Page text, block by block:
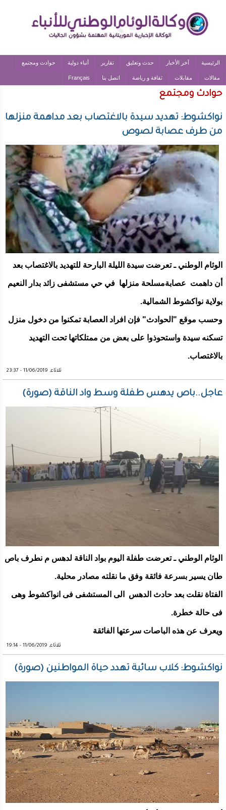
الرئيسية آخر الأخبار حدث وتعليق تقارير أنباء دولية حوادث ومجتمع
مقالات مقابلات ثقافة و رياضة اتصل بنا Français
حوادث ومجتمع
نواكشوط: تهديد سيدة بالاغتصاب بعد مداهمة منزلها
من طرف عصابة لصوص
الوئام الوطني ـ تعرضت سيدة الليلة البارحة للتهديد بالاغتصاب بعد
أن داهمت عصابةمسلحة منزلها في حي مستشفى زائد بدار النعيم
بولاية نواكشوط الشمالية.
وحسب موقع "الحوادث" فإن افراد العصابة تمكنوا من دخول منزل
تسكنه سيدة واستحوذوا على بعض من ممتلكاتها تحت التهديد
بالاغتصاب.
ثلاثاء, 11/06/2019 - 23:37
عاجل..باص يدهس طفلة وسط واد الناقة (صورة)
الوئام الوطني ـ تعرضت طفلة اليوم بواد الناقة لدهس م نطرف باص
طان يسير بسرعة فائقة وفق ما نقلته مصادر محلية.
الفتاة نقلت بعد حادث الدهس الى المستشفى فى انواكشوط وهى
فى حالة خطرة.
ويعرف عن هذه الباصات سرعتها الفائقة
ثلاثاء, 11/06/2019 - 19:14
نواكشوط: كلاب سائبة تهدد حياة المواطنين (صورة)